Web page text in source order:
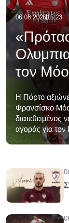
06.08.202615:23
τον
Η Πόρτο
Φρανσίσκο
διατεθειμένος
αγοράς για